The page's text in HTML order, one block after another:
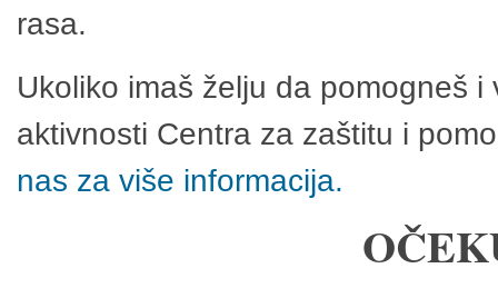
rasa.
Ukoliko imaš želju da pomogneš
aktivnosti Centra za zaštitu i
nas za više informacija.